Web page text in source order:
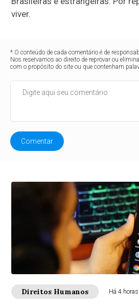
viver.
* O conteúdo de cada comentário é de
Nos reservamos ao direito de reprovar ou
com o propósito do site ou que contenham
Comentar
Direitos Humanos Há 4 horas